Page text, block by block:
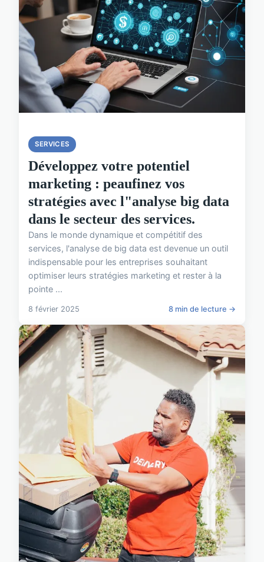
SERVICES
Développez votre potentiel
marketing : peaufinez vos
stratégies avec l"analyse big data
dans le secteur des services.
Dans le monde dynamique et compétitif des
services, l'analyse de big data est devenue un outil
indispensable pour les entreprises souhaitant
optimiser leurs stratégies marketing et rester à la
pointe ...
8 février 2025 8 min de lecture →